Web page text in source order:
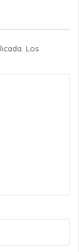
Los